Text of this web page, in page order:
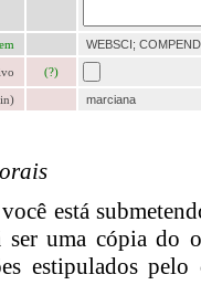
WEBSCI;
(?)
marciana
está
ser uma cópia do
estipulados